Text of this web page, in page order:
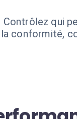
Contrôlez qui
conformité,